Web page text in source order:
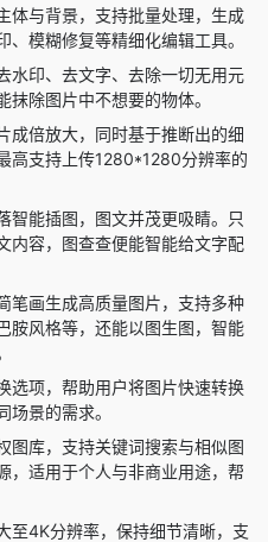
体与背景，支持批量处理，生成
模糊修复等精细化编辑工具。
水印、去文字、去除一切无用元
除图片中不想要的物体。
成倍放大，同时基于推断出的细
高支持上传1280*1280分辨率的
智能插图，图文并茂更吸睛。只
内容，图查查便能智能给文字配
笔画生成高质量图片，支持多种
胺风格等，还能以图生图，智能
选项，帮助用户将图片快速转换
场景的需求。
图库，支持关键词搜索与相似图
，适用于个人与非商业用途，帮
至4K分辨率，保持细节清晰，支